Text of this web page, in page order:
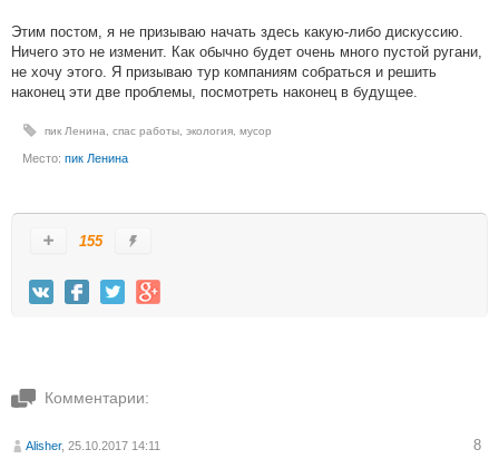
Этим постом, я не призываю начать здесь какую-либо дискуссию.
Ничего это не изменит. Как обычно будет очень много пустой ругани,
не хочу этого. Я призываю тур компаниям собраться и решить
наконец эти две проблемы, посмотреть наконец в будущее.
пик Ленина спас работы экология мусор
Место: пик Ленина
155
Комментарии:
Alisher, 25.10.2017 14:11 8